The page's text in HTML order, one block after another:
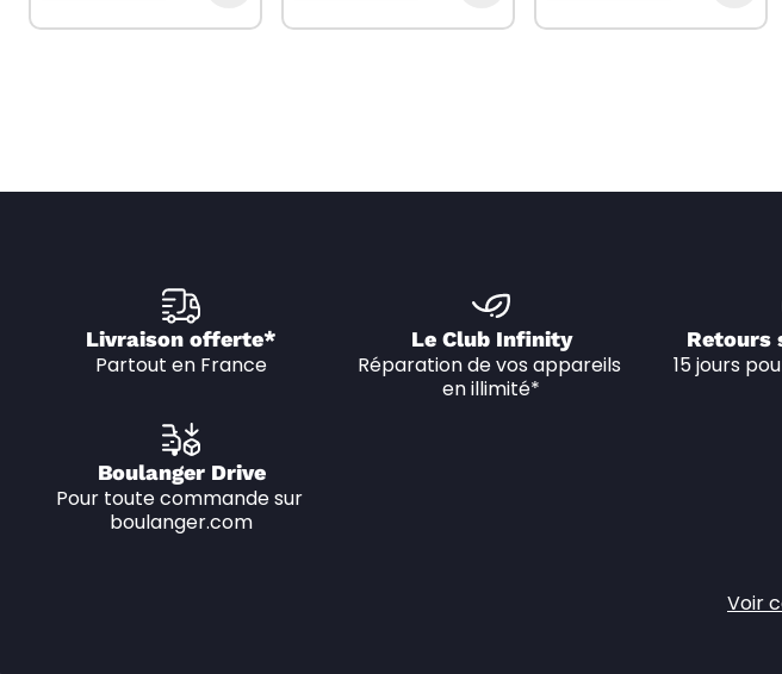
Livraison offerte*
Partout en France
Le Club Infinity
Réparation de vos appareils
en illimité*
Retours
15 jours
Boulanger Drive
Pour toute commande sur
boulanger.com
Voir